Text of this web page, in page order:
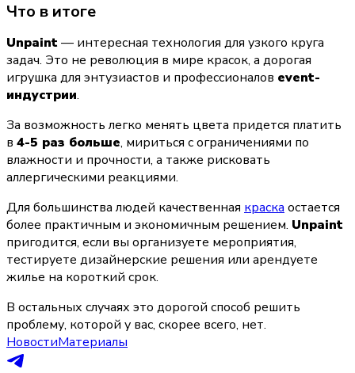
Что в итоге
Unpaint — интересная технология для узкого круга
задач. Это не революция в мире красок, а дорогая
игрушка для энтузиастов и профессионалов event-
индустрии.
За возможность легко менять цвета придется платить
в 4-5 раз больше, мириться с ограничениями по
влажности и прочности, а также рисковать
аллергическими реакциями.
Для большинства людей качественная краска остается
более практичным и экономичным решением. Unpaint
пригодится, если вы организуете мероприятия,
тестируете дизайнерские решения или арендуете
жилье на короткий срок.
В остальных случаях это дорогой способ решить
проблему, которой у вас, скорее всего, нет.
НовостиМатериалы